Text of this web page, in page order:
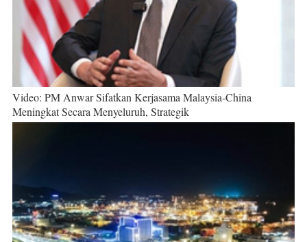
Video: PM Anwar Sifatkan Kerjasama Malaysia-China
Meningkat Secara Menyeluruh, Strategik